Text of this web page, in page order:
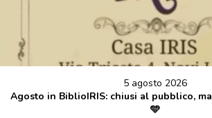
5 agosto 2026
Agosto in BiblioIRIS: chiusi al pubblico,
🩵